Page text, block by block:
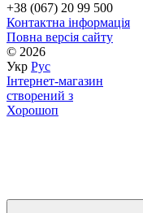
+38 (067) 20 99 500
Контактна інформація
Повна версія сайту
© 2026
Укр Рус
Інтернет-магазин
створений з
Хорошоп